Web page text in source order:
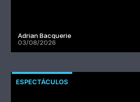
Adrian Bacquerie
03/08/2026
ESPECTÁCULOS